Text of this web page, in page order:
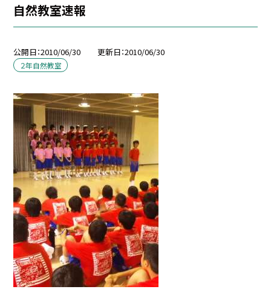
自然教室速報
公開日 2010/06/30 更新日 2010/06/30
２年自然教室